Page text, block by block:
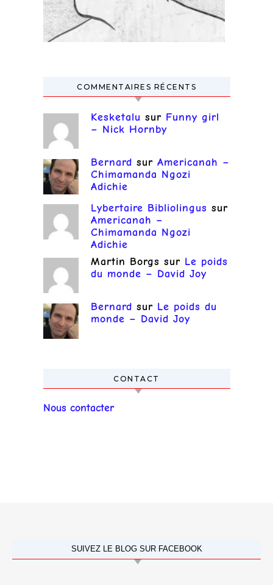
COMMENTAIRES RÉCENTS
Kesketalu sur Funny girl
– Nick Hornby
Bernard sur Americanah –
Chimamanda Ngozi
Adichie
Lybertaire Bibliolingus sur
Americanah –
Chimamanda Ngozi
Adichie
Martin Borgs sur Le poids
du monde – David Joy
Bernard sur Le poids du
monde – David Joy
CONTACT
Nous contacter
SUIVEZ LE BLOG SUR FACEBOOK